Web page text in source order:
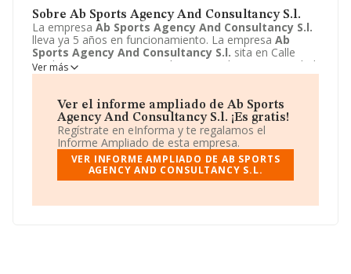
Sobre Ab Sports Agency And Consultancy S.l.
La empresa Ab Sports Agency And Consultancy S.l.
lleva ya 5 años en funcionamiento. La empresa Ab
Sports Agency And Consultancy S.l. sita en Calle
Maduixer, 1 - 2, 2, A, Barcelona, Barcelona. La actividad
CNAE de esta compañía es 7810 - Actividades de las
And Consultancy S.l. se registra como Sociedad
limitada unipersonal.
Ver más
Ver el informe ampliado de Ab Sports
Agency And Consultancy S.l. ¡Es gratis!
Regístrate en eInforma y te regalamos el
Informe Ampliado de esta empresa.
VER INFORME AMPLIADO DE AB SPORTS
AGENCY AND CONSULTANCY S.L.